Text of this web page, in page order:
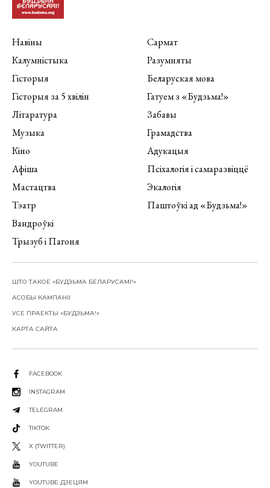
Навіны
Калумністыка
Гісторыя
Гісторыя за 5 хвілін
Літаратура
Музыка
Кіно
Афіша
Мастацтва
Тэатр
Вандроўкі
Трызуб і Пагоня
Сармат
Разумняты
Беларуская мова
Гатуем з «Будзьма!»
Забавы
Грамадства
Адукацыя
Псіхалогія і самаразвіццё
Экалогія
Паштоўкі ад «Будзьма!»
ШТО ТАКОЕ «БУДЗЬМА БЕЛАРУСАМІ!»
АСОБЫ КАМПАНІІ
УСЕ ПРАЕКТЫ «БУДЗЬМА!»
КАРТА САЙТА
FACEBOOK
INSTAGRAM
TELEGRAM
TIKTOK
X (TWITTER)
YOUTUBE
YOUTUBE ДЗЕЦЯМ